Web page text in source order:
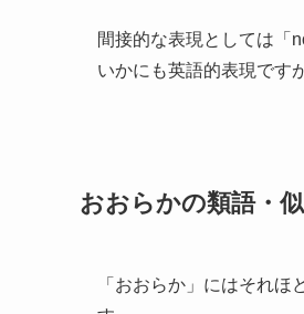
間接的な表現としては「
いかにも英語的表現です
おおらかの類語・
「おおらか」にはそれ